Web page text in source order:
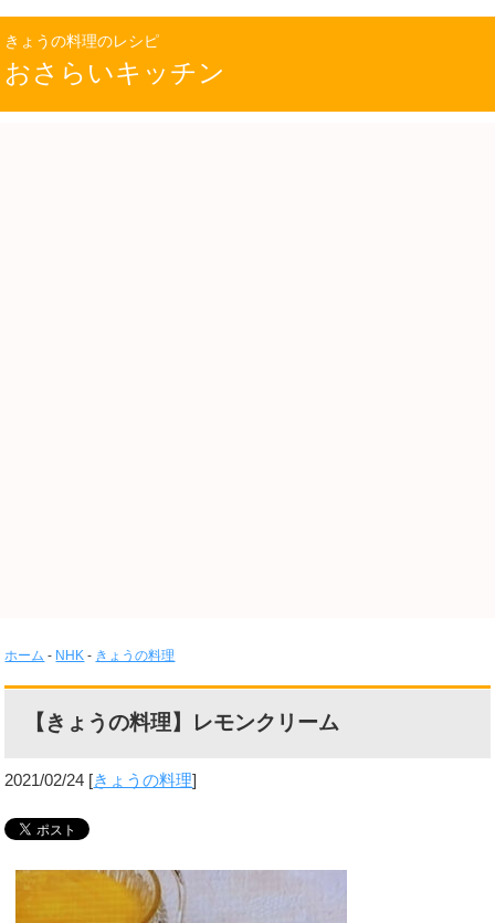
きょうの料理のレシピ
おさらいキッチン
ホーム - NHK - きょうの料理
【きょうの料理】レモンクリーム
2021/02/24 [きょうの料理]